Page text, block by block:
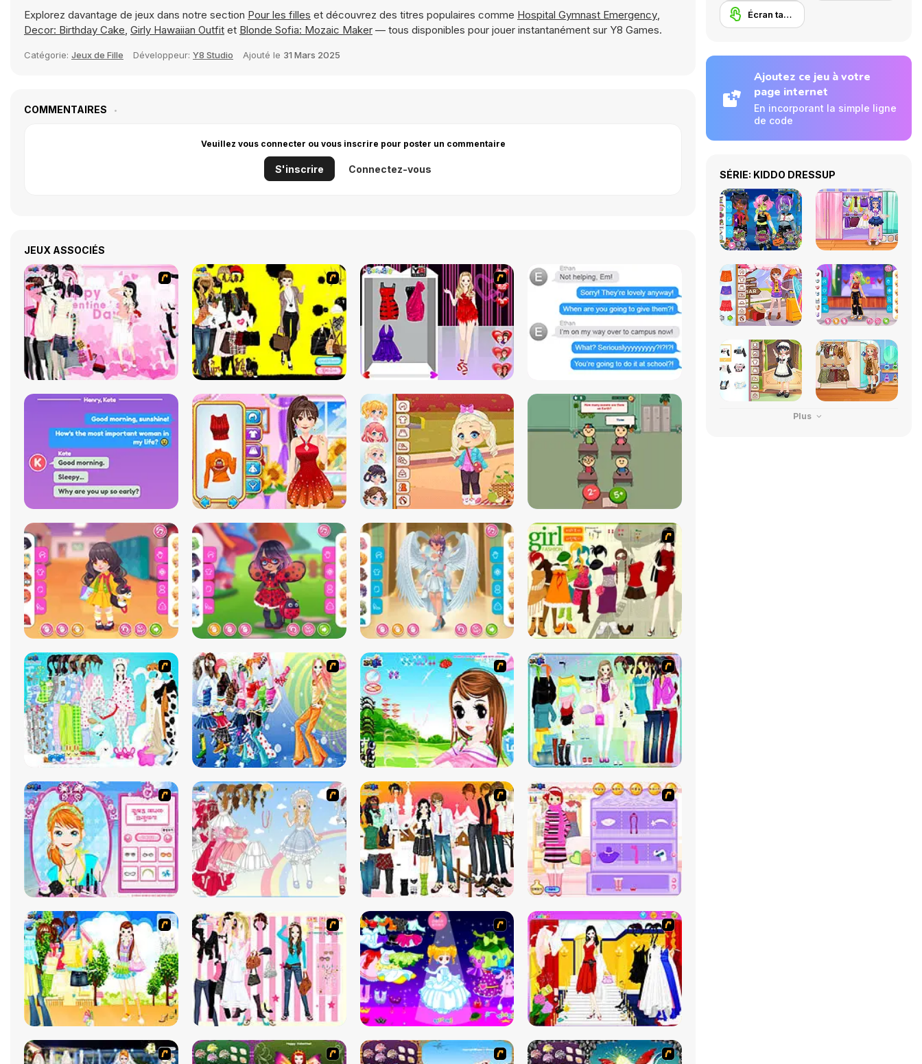
Explorez davantage de jeux dans notre section Pour les filles et découvrez des titres populaires comme Hospital Gymnast Emergency,
Decor: Birthday Cake, Girly Hawaiian Outfit et Blonde Sofia: Mozaic Maker — tous disponibles pour jouer instantanément sur Y8 Games.
Catégorie: Jeux de Fille Développeur: Y8 Studio Ajouté le 31 Mars 2025
COMMENTAIRES
Veuillez vous connecter ou vous inscrire pour poster un commentaire
S'inscrire Connectez-vous
JEUX ASSOCIÉS
Écran tactile
Ajoutez ce jeu à votre
page internet
En incorporant la simple ligne
de code
SÉRIE: KIDDO DRESSUP
Plus